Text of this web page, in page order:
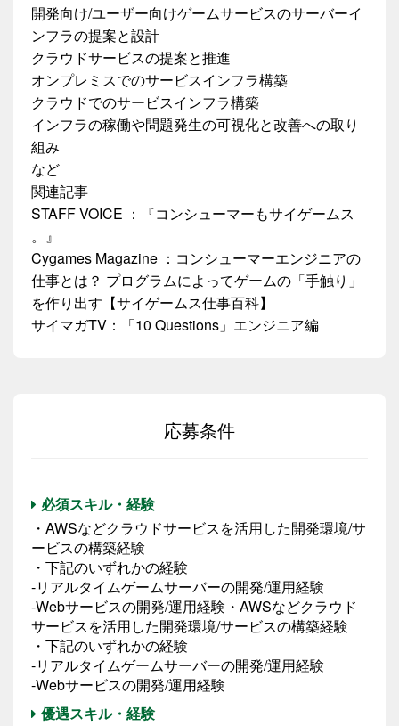
開発向け/ユーザー向けゲームサービスのサーバーイ
ンフラの提案と設計
クラウドサービスの提案と推進
オンプレミスでのサービスインフラ構築
クラウドでのサービスインフラ構築
インフラの稼働や問題発生の可視化と改善への取り
組み
など
関連記事
STAFF VOICE ：『コンシューマーもサイゲームス
。』
Cygames Magazine ：コンシューマーエンジニアの
仕事とは？ プログラムによってゲームの「手触り」
を作り出す【サイゲームス仕事百科】
サイマガTV：「10 Questions」エンジニア編
応募条件
必須スキル・経験
・AWSなどクラウドサービスを活用した開発環境/サ
ービスの構築経験
・下記のいずれかの経験
-リアルタイムゲームサーバーの開発/運用経験
-Webサービスの開発/運用経験・AWSなどクラウド
サービスを活用した開発環境/サービスの構築経験
・下記のいずれかの経験
-リアルタイムゲームサーバーの開発/運用経験
-Webサービスの開発/運用経験
優遇スキル・経験